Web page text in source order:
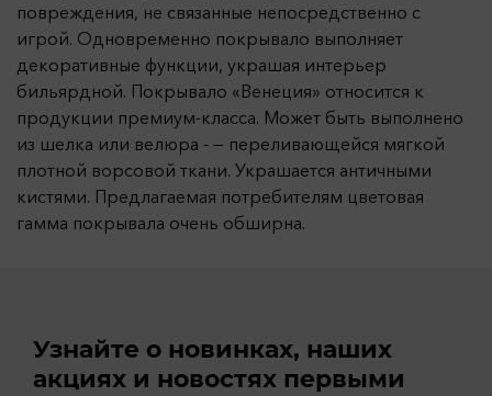
повреждения, не связанные непосредственно с
игрой. Одновременно покрывало выполняет
декоративные функции, украшая интерьер
бильярдной. Покрывало «Венеция» относится к
продукции премиум-класса. Может быть выполнено
из шелка или велюра - — переливающейся мягкой
плотной ворсовой ткани. Украшается античными
кистями. Предлагаемая потребителям цветовая
гамма покрывала очень обширна.
Узнайте о новинках, наших
акциях и новостях первыми